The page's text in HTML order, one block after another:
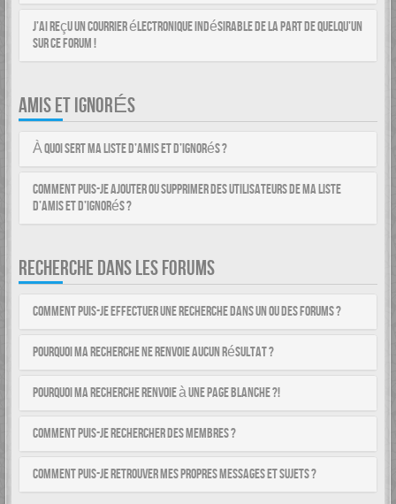
J’ai reçu un courrier électronique indésirable de la part de quelqu’un
sur ce forum !
AMIS ET IGNORÉS
À quoi sert ma liste d’amis et d’ignorés ?
Comment puis-je ajouter ou supprimer des utilisateurs de ma liste
d’amis et d’ignorés ?
RECHERCHE DANS LES FORUMS
Comment puis-je effectuer une recherche dans un ou des forums ?
Pourquoi ma recherche ne renvoie aucun résultat ?
Pourquoi ma recherche renvoie à une page blanche ?!
Comment puis-je rechercher des membres ?
Comment puis-je retrouver mes propres messages et sujets ?